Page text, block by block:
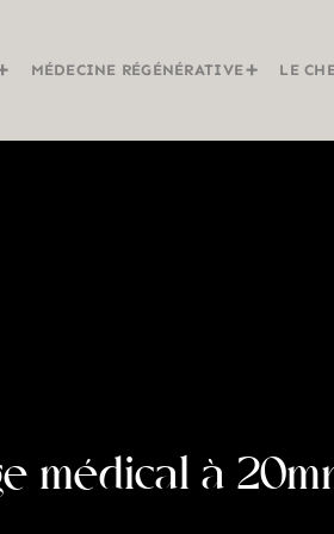
MÉDECINE RÉGÉNÉRATIVE LE
médical à